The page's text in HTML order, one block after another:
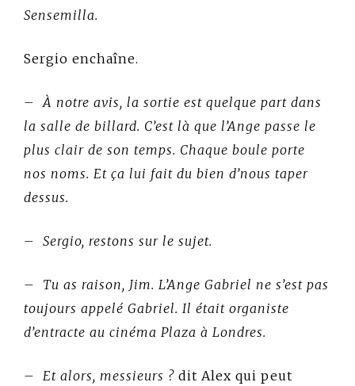
Sensemilla.
Sergio enchaîne.
– À notre avis, la sortie est quelque part dans
la salle de billard. C’est là que l’Ange passe le
plus clair de son temps. Chaque boule porte
nos noms. Et ça lui fait du bien d’nous taper
dessus.
– Sergio, restons sur le sujet.
– Tu as raison, Jim. L’Ange Gabriel ne s’est pas
toujours appelé Gabriel. Il était organiste
d’entracte au cinéma Plaza à Londres.
– Et alors, messieurs ? dit Alex qui peut